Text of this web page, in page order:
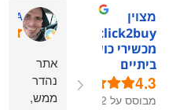
מצוין
מכשירי כושר
ביתיים
4.3
מבוסס על 92
A.
אתר
נהדר
ממש,